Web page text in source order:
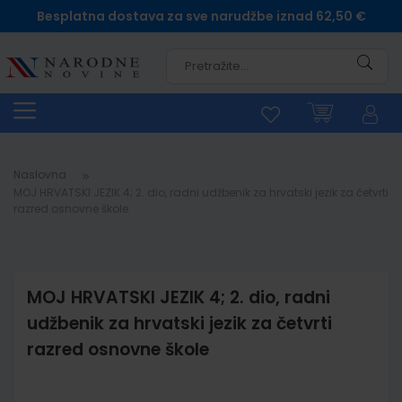
Besplatna dostava za sve narudžbe iznad 62,50 €
Naslovna
MOJ HRVATSKI JEZIK 4; 2. dio, radni
udžbenik za hrvatski jezik za četvrti
razred osnovne škole